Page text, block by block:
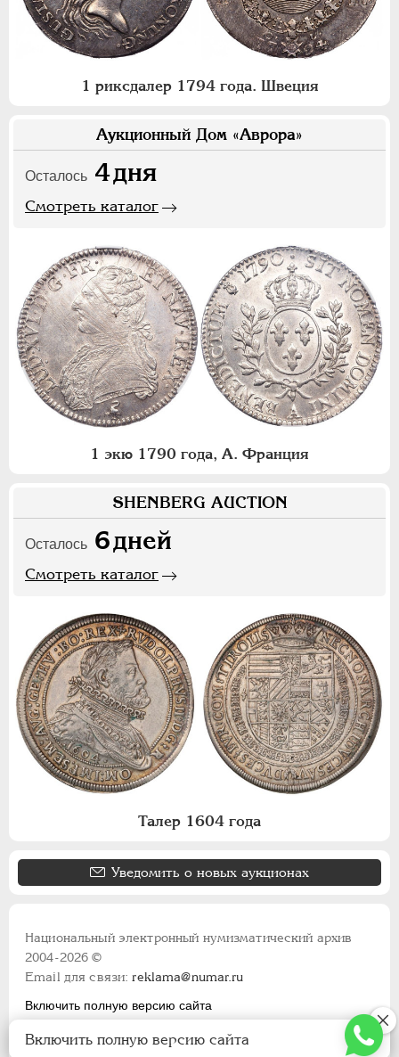
1 риксдалер 1794 года. Швеция
Аукционный Дом «Аврора»
Осталось 4дня
Смотреть каталог
1 экю 1790 года, А. Франция
SHENBERG AUCTION
Осталось 6дней
Смотреть каталог
Талер 1604 года
Уведомить о новых аукционах
Национальный электронный нумизматический архив
2004-2026 ©
Email для связи:reklama@numar.ru
Включить полную версию сайта
Включить полную версию сайта